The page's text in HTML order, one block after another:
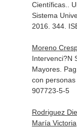
Científicas.
.
Sistema
2016. 344.
Moreno
Intervenci?N
Mayores.
con
907723-5-5
Rodriguez
María